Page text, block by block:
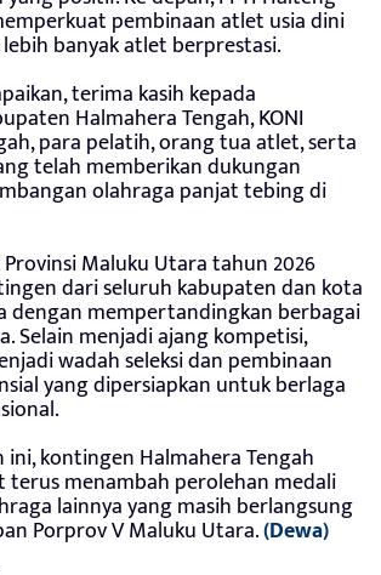
pembinaan atlet usia dini
banyak atlet berprestasi.
terima kasih kepada
Halmahera Tengah, KONI
para pelatih, orang tua atlet, serta
telah memberikan dukungan
olahraga panjat tebing di
Maluku Utara tahun 2026
dari seluruh kabupaten dan kota
dengan mempertandingkan berbagai
Selain menjadi ajang kompetisi,
wadah seleksi dan pembinaan
yang dipersiapkan untuk berlaga
ini, kontingen Halmahera Tengah
menambah perolehan medali
lainnya yang masih berlangsung
Porprov V Maluku Utara.(Dewa)